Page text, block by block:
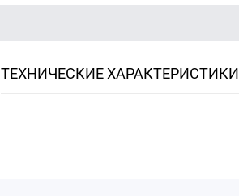
ТЕХНИЧЕСКИЕ ХАРАКТЕРИСТИКИ